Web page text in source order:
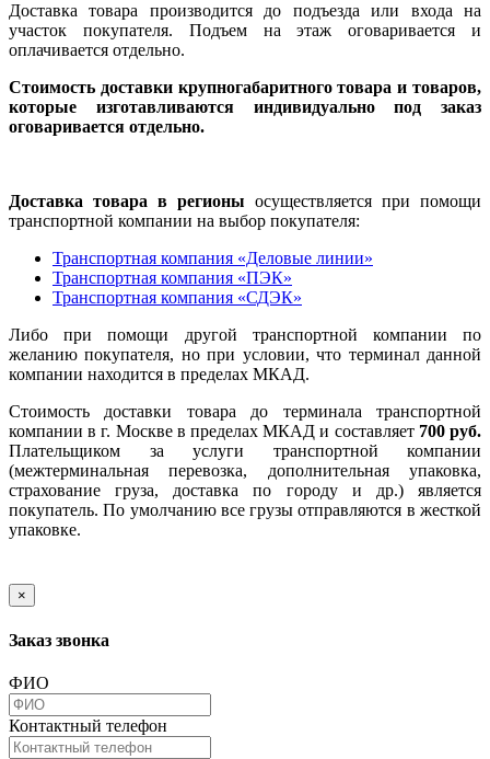
Доставка товара производится до подъезда или входа на
участок покупателя. Подъем на этаж оговаривается и
оплачивается отдельно.
Стоимость доставки крупногабаритного товара и товаров,
которые изготавливаются индивидуально под заказ
оговаривается отдельно.
Доставка товара в регионы осуществляется при помощи
транспортной компании на выбор покупателя:
Транспортная компания «Деловые линии»
Транспортная компания «ПЭК»
Транспортная компания «СДЭК»
Либо при помощи другой транспортной компании по
желанию покупателя, но при условии, что терминал данной
компании находится в пределах МКАД.
Стоимость доставки товара до терминала транспортной
компании в г. Москве в пределах МКАД и составляет 700 руб.
Плательщиком за услуги транспортной компании
(межтерминальная перевозка, дополнительная упаковка,
страхование груза, доставка по городу и др.) является
покупатель. По умолчанию все грузы отправляются в жесткой
упаковке.
×
Заказ звонка
ФИО
Контактный телефон